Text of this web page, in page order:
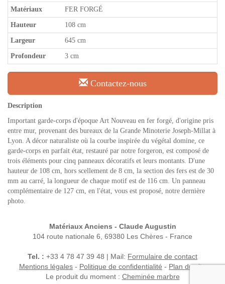
Matériaux FER FORGÉ
Hauteur 108 cm
Largeur 645 cm
Profondeur 3 cm
Contactez-nous
Description
Important garde-corps d'époque Art Nouveau en fer forgé, d'origine pris
entre mur, provenant des bureaux de la Grande Minoterie Joseph-Millat à
Lyon. A décor naturaliste où la courbe inspirée du végétal domine, ce
garde-corps en parfait état, restauré par notre forgeron, est composé de
trois éléments pour cinq panneaux décoratifs et leurs montants. D'une
hauteur de 108 cm, hors scellement de 8 cm, la section des fers est de 30
mm au carré, la longueur de chaque motif est de 116 cm. Un panneau
complémentaire de 127 cm, en l'état, vous est proposé, notre dernière
photo.
Matériaux Anciens - Claude Augustin
104 route nationale 6, 69380 Les Chères - France
Tel. : +33 4 78 47 39 48 | Mail: Formulaire de contact
Mentions légales - Politique de confidentialité - Plan du site
Le produit du moment : Cheminée marbre